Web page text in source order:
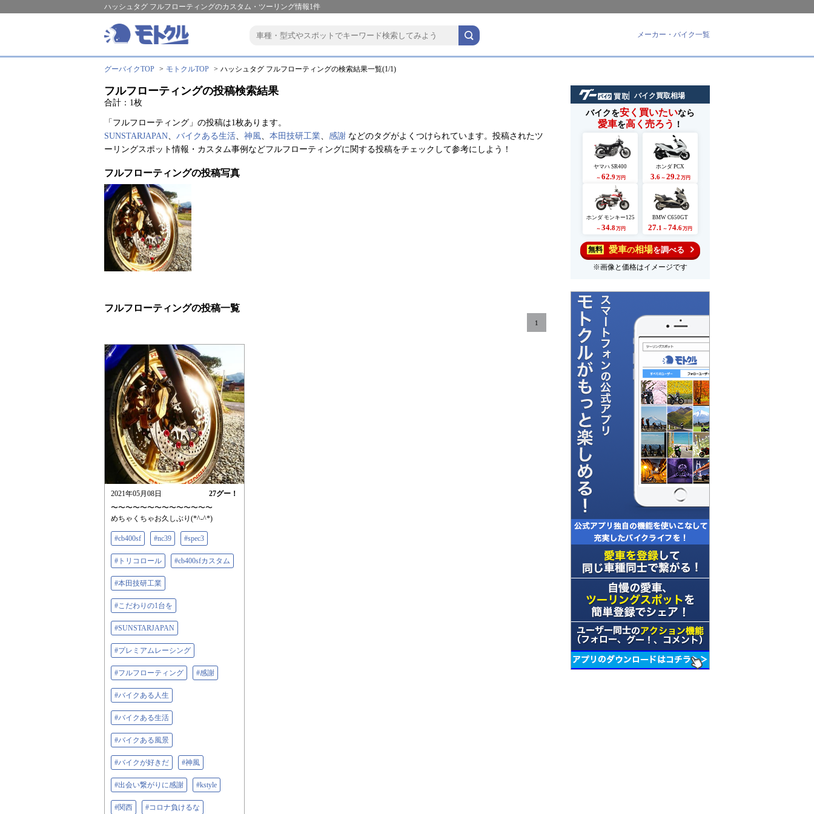
ハッシュタグ フルフローティングのカスタム・ツーリング情報1件
メーカー・バイク一覧
グーバイクTOP モトクルTOP ハッシュタグ フルフローティングの検索結果一覧(1/1)
フルフローティングの投稿検索結果
合計：1枚
「フルフローティング」の投稿は1枚あります。
SUNSTARJAPAN、 バイクある生活、 神風、 本田技研工業、 感謝 などのタグがよくつけられています。投稿されたツ
ーリングスポット情報・カスタム事例などフルフローティングに関する投稿をチェックして参考にしよう！
フルフローティングの投稿写真
フルフローティングの投稿一覧
1
2021年05月08日 27グー！
〜〜〜〜〜〜〜〜〜〜〜〜〜〜
めちゃくちゃお久しぶり(*^-^*)
#cb400sf #nc39 #spec3
#トリコロール #cb400sfカスタム
#本田技研工業
#こだわりの1台を
#SUNSTARJAPAN
#プレミアムレーシング
#フルフローティング #感謝
#バイクある人生
#バイクある生活
#バイクある風景
#バイクが好きだ #神風
#出会い繋がりに感謝 #kstyle
#関西 #コロナ負けるな
バイク買取相場
バイクを安く買いたいなら
愛車を高く売ろう ！
ヤマハ SR400
～ 62.9 万円
ホンダ PCX
3.6 ～ 29.2 万円
ホンダ モンキー125
～ 34.8万円
BMW C650GT
27.1 ～ 74.6万円
無料 愛車の相場を調べる
※画像と価格はイメージです